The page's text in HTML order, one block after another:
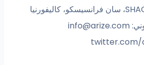
info@arize.com